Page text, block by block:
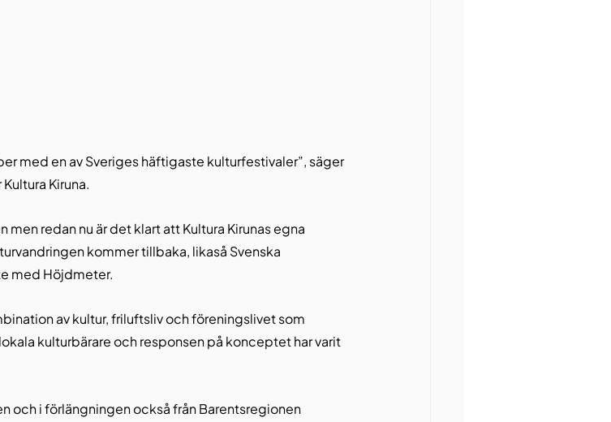
med en av Sveriges häftigaste kulturfestivaler”, säger
Kiruna.
redan nu är det klart att Kultura Kirunas egna
kommer tillbaka, likaså Svenska
med Höjdmeter.
av kultur, friluftsliv och föreningslivet som
kulturbärare och responsen på konceptet har varit
och i förlängningen också från Barentsregionen